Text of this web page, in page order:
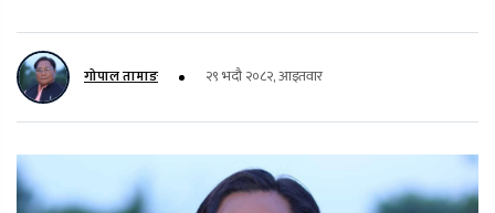
गोपाल तामाङ २९ भदौ २०८२, आइतवार